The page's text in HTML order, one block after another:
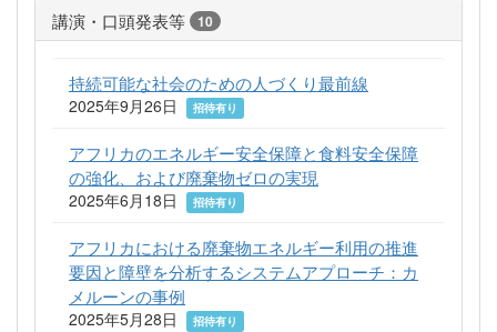
講演・口頭発表等 10
持続可能な社会のための人づくり最前線
2025年9月26日 招待有り
アフリカのエネルギー安全保障と食料安全保障
の強化、および廃棄物ゼロの実現
2025年6月18日 招待有り
アフリカにおける廃棄物エネルギー利用の推進
要因と障壁を分析するシステムアプローチ：カ
メルーンの事例
2025年5月28日 招待有り